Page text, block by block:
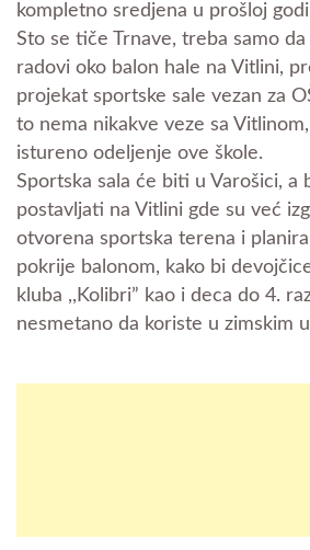
kompletno sredjena u prošloj
Sto se tiče Trnave, treba samo
radovi oko balon hale na Vitlini,
projekat sportske sale vezan za
to nema nikakve veze sa
istureno odeljenje ove škole.
Sportska sala će biti u Varošici, a
postavljati na Vitlini gde su već
otvorena sportska terena i
pokrije balonom, kako bi
kluba ,,Kolibri” kao i deca do 4.
nesmetano da koriste u zimskim